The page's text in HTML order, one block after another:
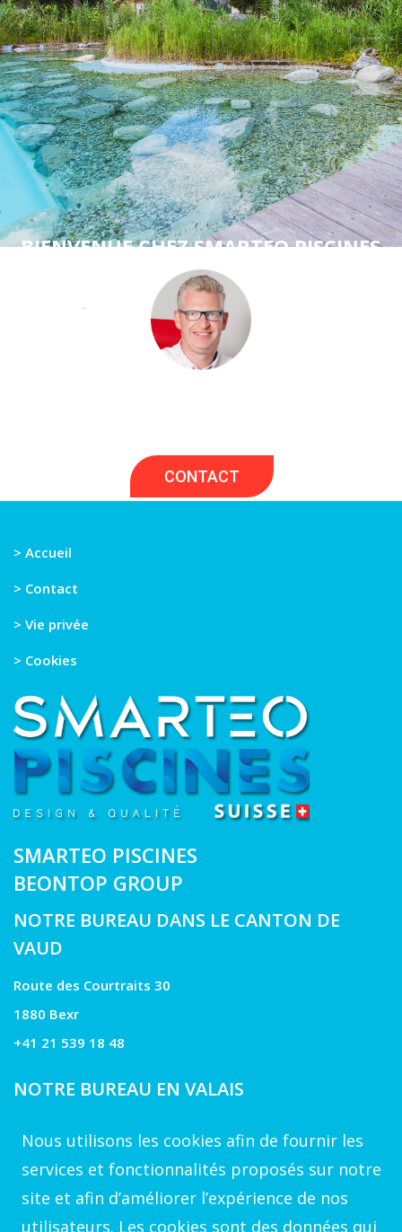
BIENVENUE CHEZ SMARTEO PISCINES
CONTACT
> Accueil
> Contact
> Vie privée
> Cookies
SMARTEO PISCINES
BEONTOP GROUP
NOTRE BUREAU DANS LE CANTON DE
VAUD
Route des Courtraits 30
1880 Bexr
+41 21 539 18 48
NOTRE BUREAU EN VALAIS
VOTRE CONTACT A GENEVE
Nous utilisons les cookies afin de fournir les
services et fonctionnalités proposés sur notre
site et afin d’améliorer l’expérience de nos
utilisateurs. Les cookies sont des données qui